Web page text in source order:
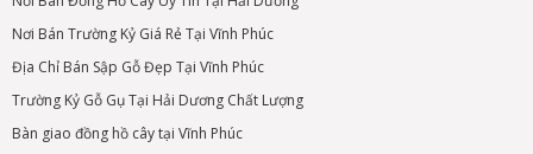
Nơi Bán Trường Kỷ Giá Rẻ Tại Vĩnh Phúc
Địa Chỉ Bán Sập Gỗ Đẹp Tại Vĩnh Phúc
Trường Kỷ Gỗ Gụ Tại Hải Dương Chất Lượng
Bàn giao đồng hồ cây tại Vĩnh Phúc